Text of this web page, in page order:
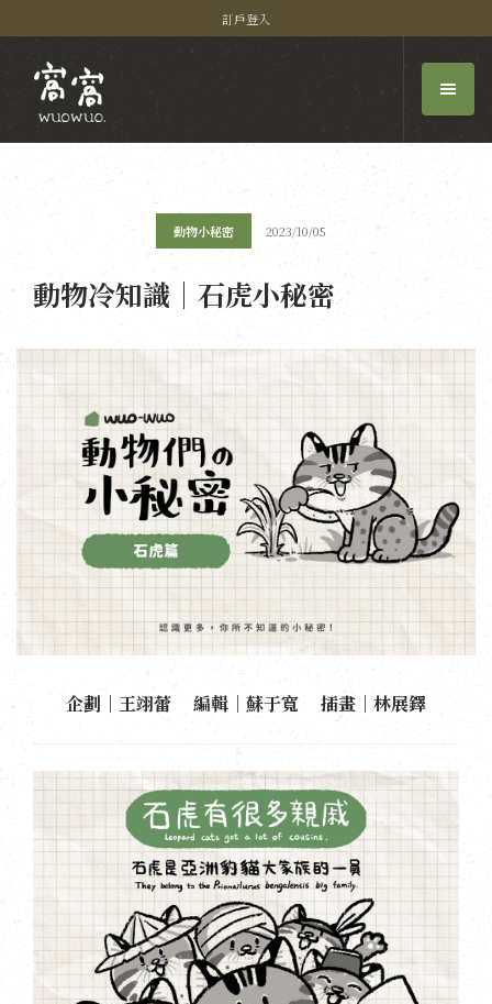
訂戶登入
動物小秘密 2023/10/05
動物冷知識｜石虎小秘密
企劃｜王翊蕾 編輯｜蘇于寬 插畫｜林展鐸